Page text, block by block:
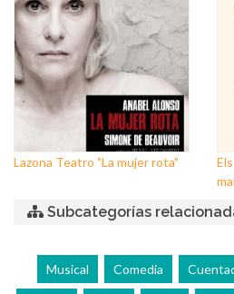
Lazona Teatro "La mujer rota"
Subcategorías
Musical Comedia